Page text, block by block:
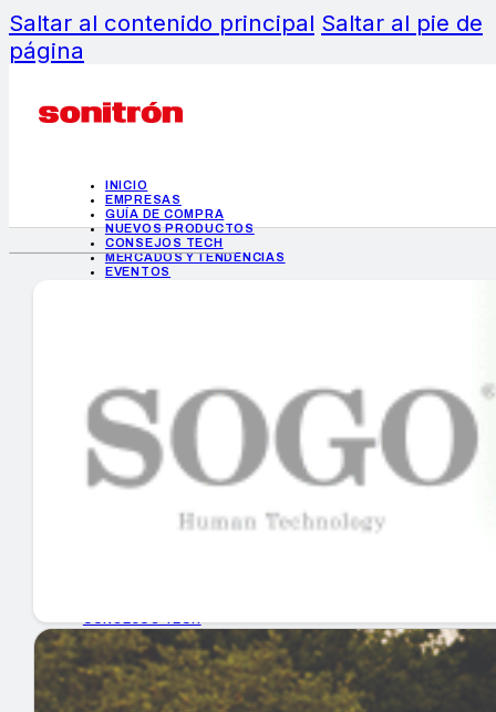
Saltar al contenido principal Saltar al pie de
página
INICIO
EMPRESAS
GUÍA DE COMPRA
NUEVOS PRODUCTOS
CONSEJOS TECH
MERCADOS Y TENDENCIAS
EVENTOS
INICIO
EMPRESAS
GUÍA DE COMPRA
MERCADOS Y TENDENCIAS